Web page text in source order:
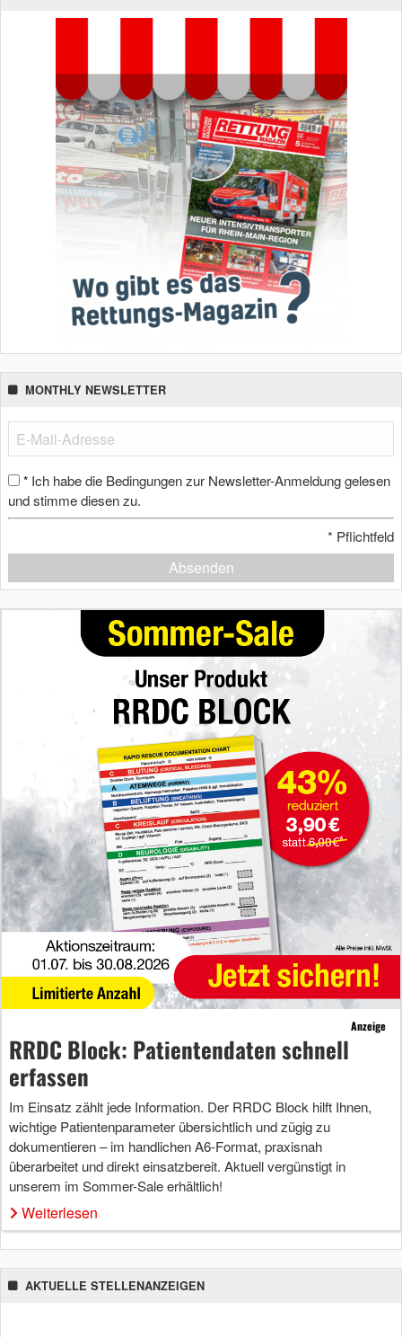
MONTHLY NEWSLETTER
* Ich habe die Bedingungen zur Newsletter-Anmeldung gelesen
und stimme diesen zu.
* Pflichtfeld
Absenden
Anzeige
RRDC Block: Patientendaten schnell
erfassen
Im Einsatz zählt jede Information. Der RRDC Block hilft Ihnen,
wichtige Patientenparameter übersichtlich und zügig zu
dokumentieren – im handlichen A6-Format, praxisnah
überarbeitet und direkt einsatzbereit. Aktuell vergünstigt in
unserem im Sommer-Sale erhältlich!
Weiterlesen
AKTUELLE STELLENANZEIGEN